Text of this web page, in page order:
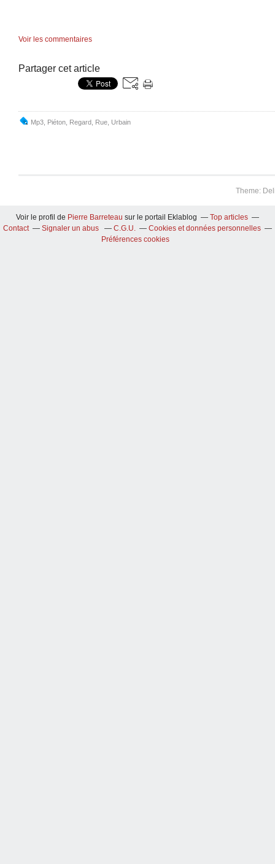
Voir les commentaires
Partager cet article
Mp3 Piéton Regard Rue Urbain
Theme:
Voir le profil de Pierre Barreteau sur le portail Eklablog
Top articles
Contact
Signaler un abus C.G.U.
Cookies et données personnelles
Préférences cookies